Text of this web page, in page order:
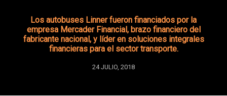
Los autobuses Linner fueron financiados por la
empresa Mercader Financial, brazo financiero del
fabricante nacional, y líder en soluciones integrales
financieras para el sector transporte.
24 JULIO, 2018